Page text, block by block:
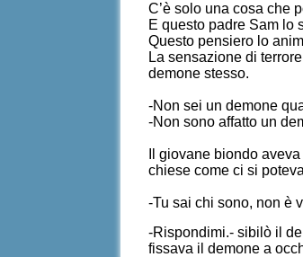
C’è solo una cosa che
E questo padre Sam lo
Questo pensiero lo
La sensazione di
demone stesso.
-Non sei un demone
-Non sono affatto un
Il giovane biondo
chiese come ci si
-Tu sai chi sono, non è
-Rispondimi.- sibilò il
fissava il demone a